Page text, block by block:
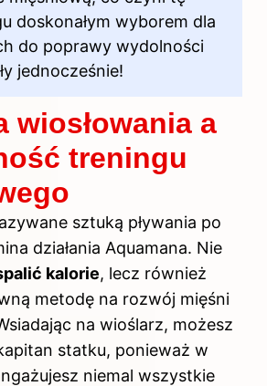
doskonałym wyborem dla
do poprawy wydolności
jednocześnie!
wiosłowania a
treningu
sztuką pływania po
działania Aquamana. Nie
kalorie, lecz również
metodę na rozwój mięśni
na wioślarz, możesz
statku, ponieważ w
niemal wszystkie